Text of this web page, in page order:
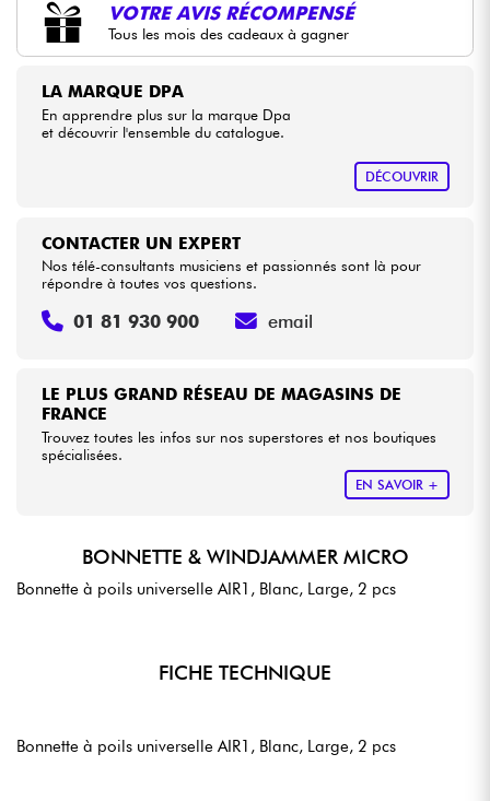
Packs
Voir nos marques
VOTRE AVIS RÉCOMPENSÉ
Tous les mois des cadeaux à gagner
LA MARQUE DPA
En apprendre plus sur la marque Dpa
et découvrir l'ensemble du catalogue.
DÉCOUVRIR
LE PLUS GRAND RÉSEAU DE MAGASINS DE
FRANCE
Trouvez toutes les infos sur nos superstores et nos boutiques
spécialisées.
EN SAVOIR +
CONTACTER UN EXPERT
Nos télé-consultants musiciens et passionnés sont là pour
répondre à toutes vos questions.
01 81 930 900 email
BONNETTE & WINDJAMMER MICRO
Bonnette à poils universelle AIR1, Blanc, Large, 2 pcs
FICHE TECHNIQUE
Bonnette à poils universelle AIR1, Blanc, Large, 2 pcs